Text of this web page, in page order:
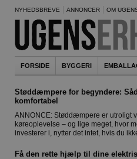
NYHEDSBREVE ANNONCER OM
FORSIDE BYGGERI
Støddæmpere for begyndere:
komfortabel
ANNONCE: Støddæmpere er utroligt
køreoplevelse – og lige meget, hvor
investerer i, nytter det intet, hvis du
Få den rette hjælp til dine